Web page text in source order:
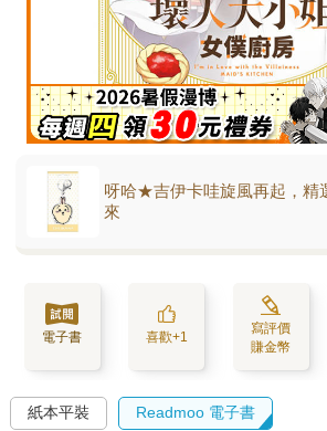
呀哈★吉伊卡哇旋風再起，精
來
電子書 喜歡+1
寫評價
賺金幣
紙本平裝 Readmoo 電子書